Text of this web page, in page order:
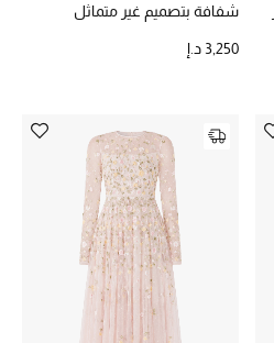
شفافة بتصميم غير متماثل
3,250 د.إ